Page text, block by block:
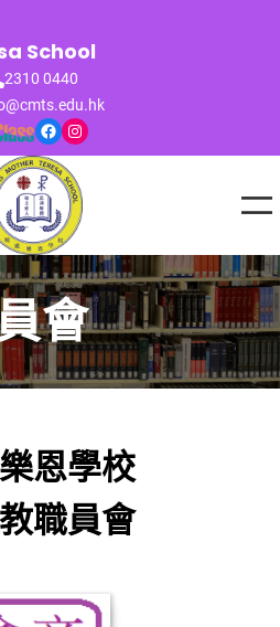
School
2310 0440
Facebook Instagram
會
恩學校
職員會